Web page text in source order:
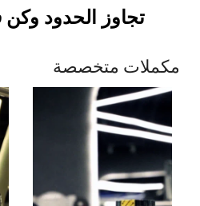
تجاوز الحدود
مكملات متخصصة